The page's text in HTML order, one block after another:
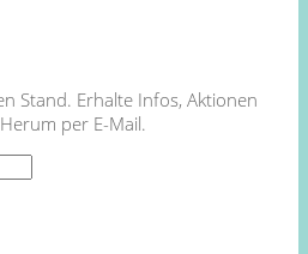
Stand. Erhalte Infos, Aktionen
per E-Mail.